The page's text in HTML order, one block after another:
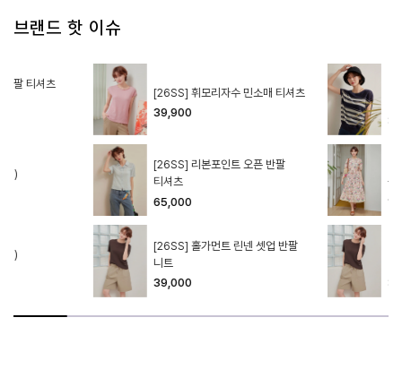
브랜드 핫 이슈
반팔 티셔츠
[26SS] 휘모리자수 민소매 티셔츠
39,900
[26SS] 리본포인트 오픈 반팔
티셔츠
65,000
[26SS] 홀가먼트 린넨 셋업 반팔
니트
39,000
원